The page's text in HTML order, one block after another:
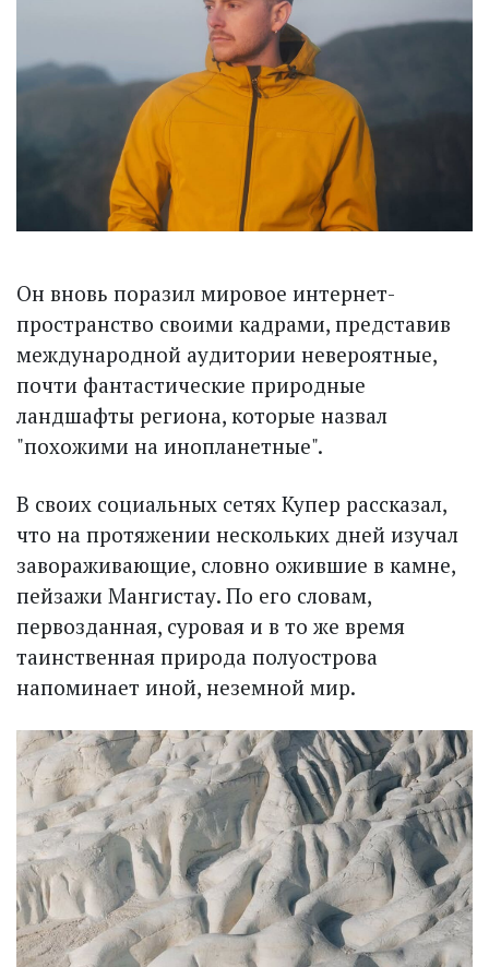
Он вновь поразил мировое интернет-
пространство своими кадрами, представив
международной аудитории невероятные,
почти фантастические природные
ландшафты региона, которые назвал
"похожими на инопланетные".
В своих социальных сетях Купер рассказал,
что на протяжении нескольких дней изучал
завораживающие, словно ожившие в камне,
пейзажи Мангистау. По его словам,
первозданная, суровая и в то же время
таинственная природа полуострова
напоминает иной, неземной мир.